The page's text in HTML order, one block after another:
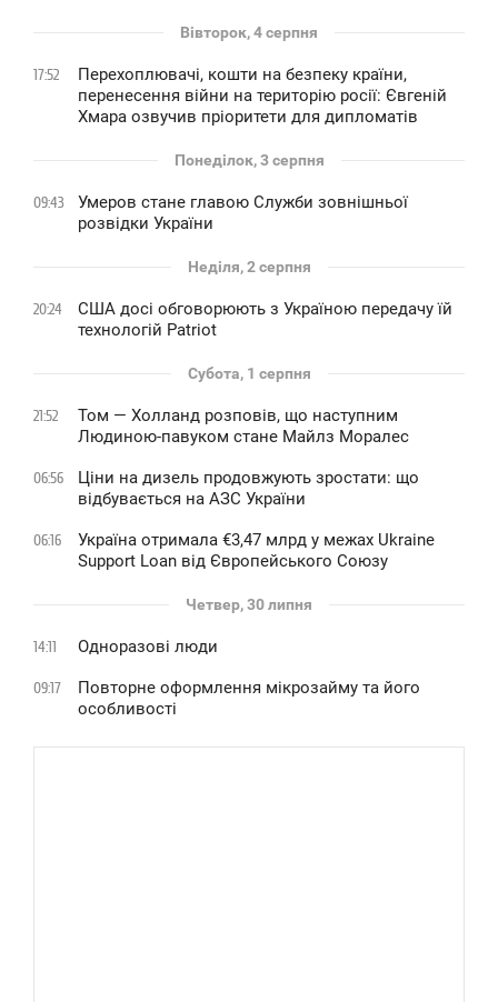
Вівторок, 4 серпня
17:52
Перехоплювачі, кошти на безпеку країни,
перенесення війни на територію росії: Євгеній
Хмара озвучив пріоритети для дипломатів
Понеділок, 3 серпня
09:43
Умеров стане главою Служби зовнішньої
розвідки України
Неділя, 2 серпня
20:24
США досі обговорюють з Україною передачу їй
технологій Patriot
Субота, 1 серпня
21:52
Том — Холланд розповів, що наступним
Людиною-павуком стане Майлз Моралес
06:56
Ціни на дизель продовжують зростати: що
відбувається на АЗС України
06:16
Україна отримала €3,47 млрд у межах Ukraine
Support Loan від Європейського Союзу
Четвер, 30 липня
14:11 Одноразові люди
09:17
Повторне оформлення мікрозайму та його
особливості